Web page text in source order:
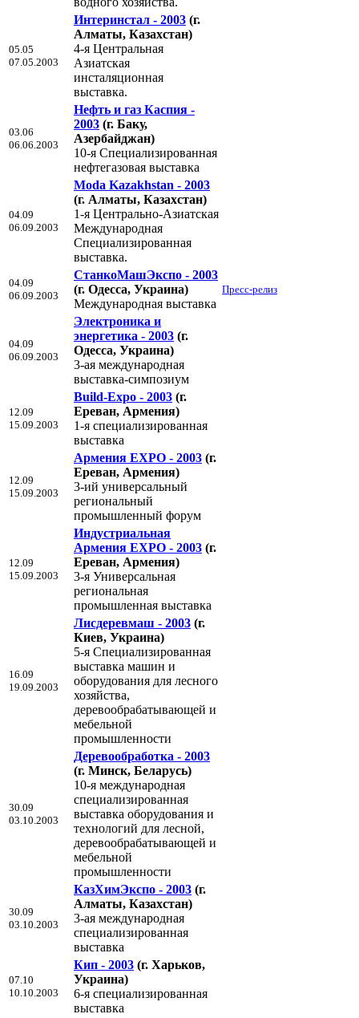
05.05
07.05.2003
Интeринстал - 2003 (г.
Алматы, Казахстан)
4-я Центральная
Азиатская
инсталяционная
выставка.
03.06
06.06.2003
Нефть и газ Каспия -
2003 (г. Баку,
Азербайджан)
10-я Специализированная
нефтегазовая выставка
04.09
06.09.2003
Moda Kazakhstan - 2003
(г. Алматы, Казахстан)
1-я Центрально-Азиатская
Международная
Специализированная
выставка.
04.09
06.09.2003
СтанкоМашЭкспо - 2003
(г. Одесса, Украина)
Международная выставка
Пресс-релиз
04.09
06.09.2003
Электроника и
энергетика - 2003 (г.
Одесса, Украина)
3-ая международная
выставка-симпозиум
12.09
15.09.2003
Build-Expo - 2003 (г.
Ереван, Армения)
1-я специализированная
выставка
12.09
15.09.2003
Армения EXPO - 2003 (г.
Ереван, Армения)
3-ий универсальный
региональный
промышленный форум
12.09
15.09.2003
Индустриальная
Армения EXPO - 2003 (г.
Ереван, Армения)
3-я Универсальная
региональная
промышленная выставка
16.09
19.09.2003
Лисдеревмаш - 2003 (г.
Киев, Украина)
5-я Специализированная
выставка машин и
оборудования для лесного
хозяйства,
деревообрабатывающей и
мебельной
промышленности
30.09
03.10.2003
Деревообработка - 2003
(г. Минск, Беларусь)
10-я международная
специализированная
выставка оборудования и
технологий для лесной,
деревообрабатывающей и
мебельной
промышленности
30.09
03.10.2003
КазХимЭкспо - 2003 (г.
Алматы, Казахстан)
3-ая международная
специализированная
выставка
07.10
10.10.2003
Кип - 2003 (г. Харьков,
Украина)
6-я специализированная
выставка